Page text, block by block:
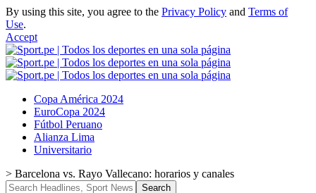
By using this site, you agree to the Privacy Policy and Terms of
Use.
Accept
Copa América 2024
EuroCopa 2024
Fútbol Peruano
Alianza Lima
Universitario
> Barcelona vs. Rayo Vallecano: horarios y canales